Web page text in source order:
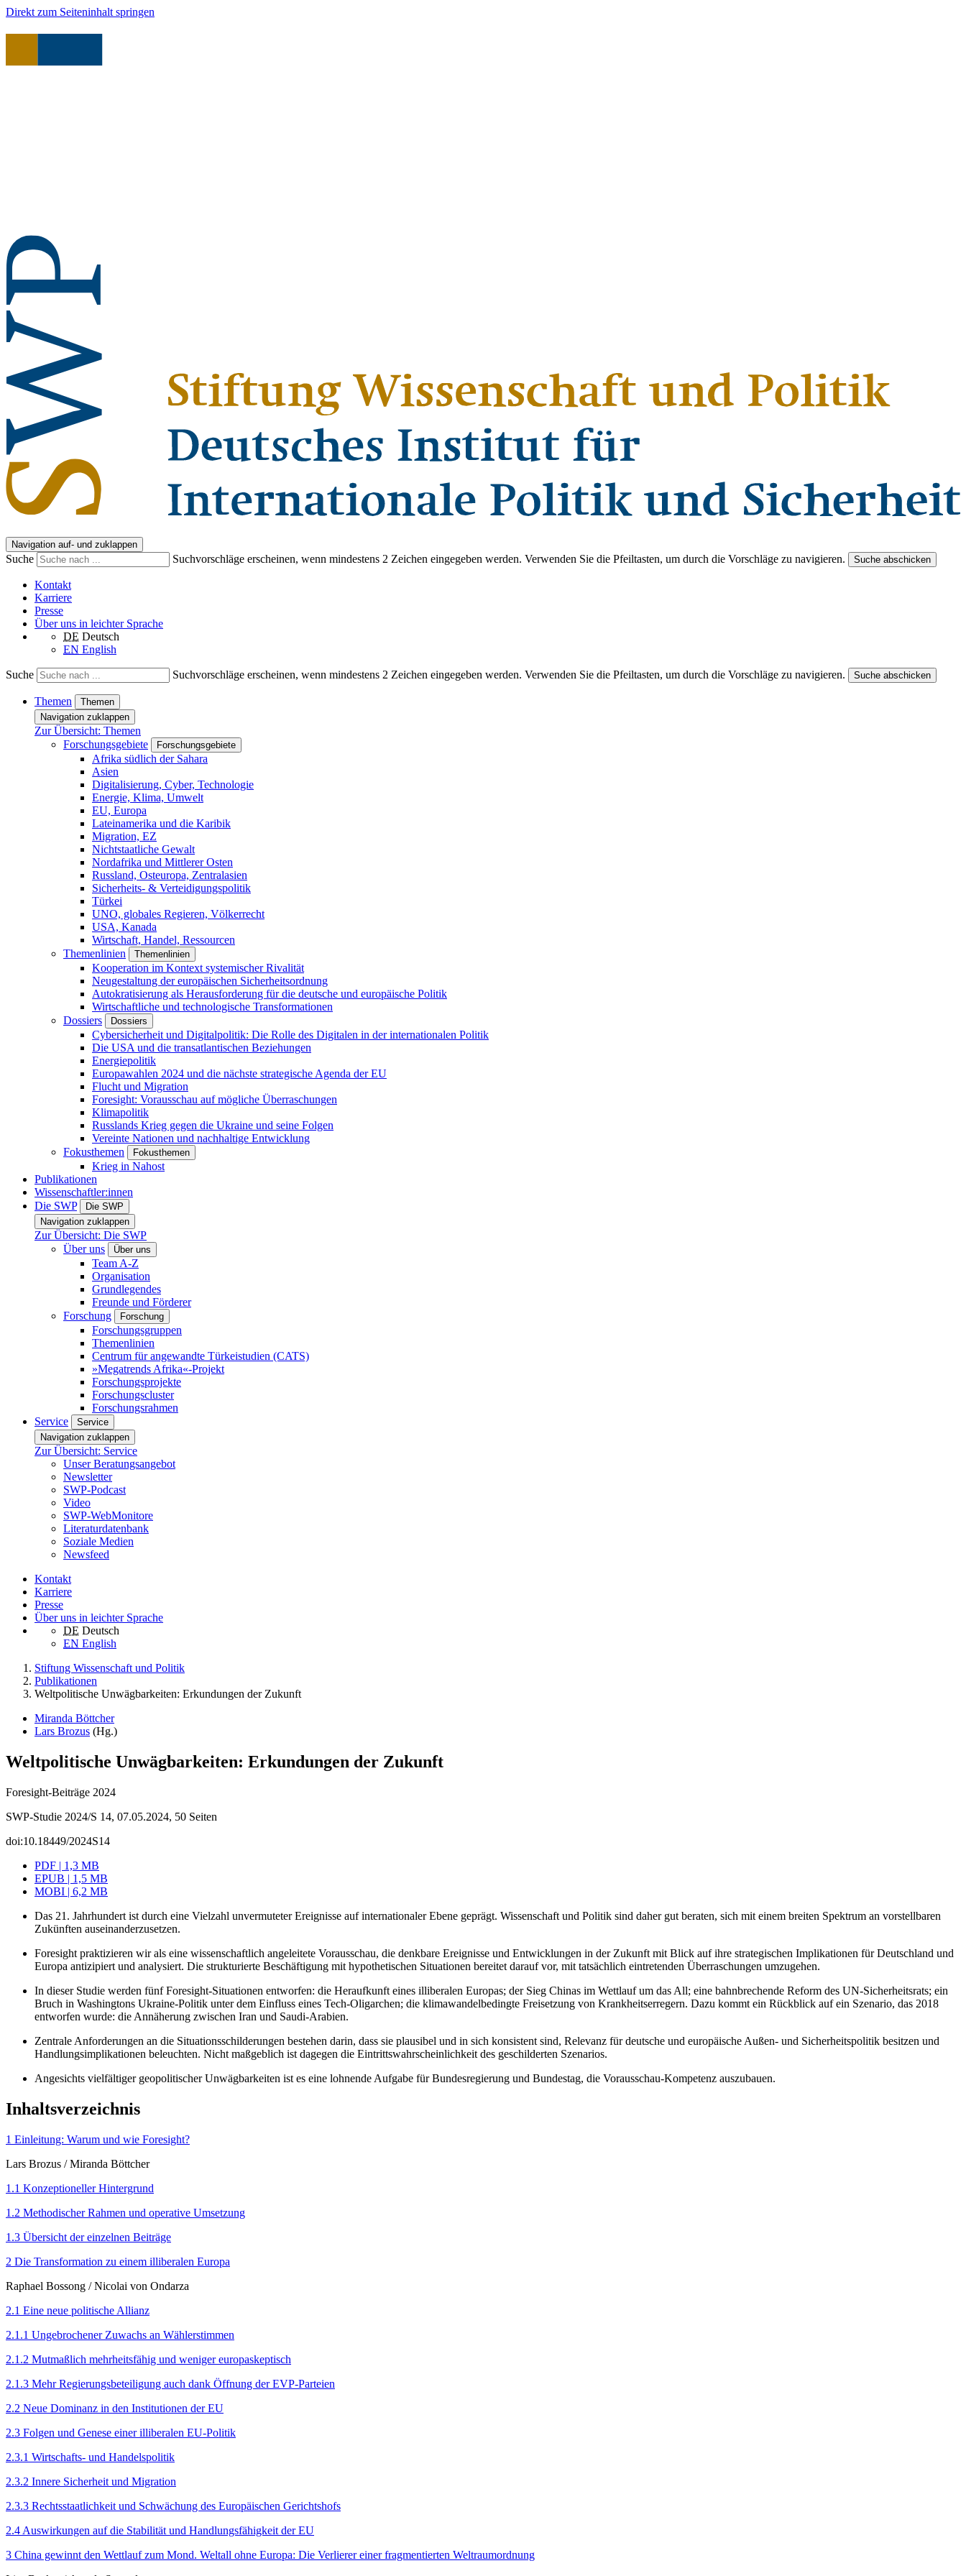
Direkt zum Seiteninhalt springen
Navigation auf- und zuklappen
Suche Suchvorschläge erscheinen, wenn mindestens 2 Zeichen eingegeben werden. Verwenden Sie die Pfeiltasten, um durch die Vorschläge zu navigieren. Suche abschicken
Kontakt
Karriere
Presse
Über uns in leichter Sprache
DE Deutsch
EN English
Suche Suchvorschläge erscheinen, wenn mindestens 2 Zeichen eingegeben werden. Verwenden Sie die Pfeiltasten, um durch die Vorschläge zu navigieren. Suche abschicken
Themen
Themen
Navigation zuklappen
Zur Übersicht: Themen
Forschungsgebiete
Forschungsgebiete
Afrika südlich der Sahara
Asien
Digitalisierung, Cyber, Technologie
Energie, Klima, Umwelt
EU, Europa
Lateinamerika und die Karibik
Migration, EZ
Nichtstaatliche Gewalt
Nordafrika und Mittlerer Osten
Russland, Osteuropa, Zentralasien
Sicherheits- & Verteidigungspolitik
Türkei
UNO, globales Regieren, Völkerrecht
USA, Kanada
Wirtschaft, Handel, Ressourcen
Themenlinien
Themenlinien
Kooperation im Kontext systemischer Rivalität
Neugestaltung der europäischen Sicherheitsordnung
Autokratisierung als Herausforderung für die deutsche und europäische Politik
Wirtschaftliche und technologische Transformationen
Dossiers
Dossiers
Cybersicherheit und Digitalpolitik: Die Rolle des Digitalen in der internationalen Politik
Die USA und die transatlantischen Beziehungen
Energiepolitik
Europawahlen 2024 und die nächste strategische Agenda der EU
Flucht und Migration
Foresight: Vorausschau auf mögliche Überraschungen
Klimapolitik
Russlands Krieg gegen die Ukraine und seine Folgen
Vereinte Nationen und nachhaltige Entwicklung
Fokusthemen
Fokusthemen
Krieg in Nahost
Publikationen
Wissenschaftler:innen
Die SWP
Die SWP
Navigation zuklappen
Zur Übersicht: Die SWP
Über uns
Über uns
Team A-Z
Organisation
Grundlegendes
Freunde und Förderer
Forschung
Forschung
Forschungsgruppen
Themenlinien
Centrum für angewandte Türkeistudien (CATS)
»Megatrends Afrika«-Projekt
Forschungsprojekte
Forschungscluster
Forschungsrahmen
Service
Service
Navigation zuklappen
Zur Übersicht: Service
Unser Beratungsangebot
Newsletter
SWP-Podcast
Video
SWP-WebMonitore
Literaturdatenbank
Soziale Medien
Newsfeed
Kontakt
Karriere
Presse
Über uns in leichter Sprache
DE Deutsch
EN English
Stiftung Wissenschaft und Politik
Publikationen
Weltpolitische Unwägbarkeiten: Erkundungen der Zukunft
Miranda Böttcher
Lars Brozus (Hg.)
Weltpolitische Unwägbarkeiten: Erkundungen der Zukunft
Foresight-Beiträge 2024
SWP-Studie 2024/S 14, 07.05.2024, 50 Seiten
doi:10.18449/2024S14
PDF | 1,3 MB
EPUB | 1,5 MB
MOBI | 6,2 MB
Das 21. Jahrhundert ist durch eine Vielzahl unvermuteter Ereignisse auf internationaler Ebene geprägt. Wissenschaft und Politik sind daher gut beraten, sich mit einem breiten Spektrum an vorstellbaren
Zukünften auseinanderzusetzen.
Foresight praktizieren wir als eine wissenschaftlich angeleitete Vorausschau, die denkbare Ereignisse und Entwicklungen in der Zukunft mit Blick auf ihre strategischen Implikationen für Deutschland und
Europa antizipiert und analysiert. Die strukturierte Beschäftigung mit hypo­thetischen Situationen bereitet darauf vor, mit tatsächlich eintretenden Überraschungen umzugehen.
In dieser Studie werden fünf Foresight-Situationen entworfen: die Herauf­kunft eines illiberalen Europas; der Sieg Chinas im Wettlauf um das All; eine bahnbrechende Reform des UN-Sicherheitsrats; ein
Bruch in Washing­tons Ukraine-Politik unter dem Einfluss eines Tech-Oligarchen; die klima­wandelbedingte Freisetzung von Krankheitserregern. Dazu kommt ein Rückblick auf ein Szenario, das 2018
entworfen wurde: die Annäherung zwischen Iran und Saudi-Arabien.
Zentrale Anforderungen an die Situationsschilderungen bestehen darin, dass sie plausibel und in sich konsistent sind, Relevanz für deutsche und europäische Außen- und Sicherheitspolitik besitzen und
Handlungsimplikationen beleuchten. Nicht maßgeblich ist dagegen die Eintrittswahrscheinlichkeit des geschilderten Szenarios.
Angesichts vielfältiger geopolitischer Unwägbarkeiten ist es eine lohnende Aufgabe für Bundesregierung und Bundestag, die Vorausschau-Kompe­tenz auszubauen.
Inhaltsverzeichnis
1 Einleitung: Warum und wie Foresight?
Lars Brozus / Miranda Böttcher
1.1 Konzeptioneller Hintergrund
1.2 Methodischer Rahmen und operative Umsetzung
1.3 Übersicht der einzelnen Beiträge
2 Die Transformation zu einem illiberalen Europa
Raphael Bossong / Nicolai von Ondarza
2.1 Eine neue politische Allianz
2.1.1 Ungebrochener Zuwachs an Wählerstimmen
2.1.2 Mutmaßlich mehrheitsfähig und weniger europaskeptisch
2.1.3 Mehr Regierungsbeteiligung auch dank Öffnung der EVP-Parteien
2.2 Neue Dominanz in den Institutionen der EU
2.3 Folgen und Genese einer illiberalen EU-Politik
2.3.1 Wirtschafts- und Handelspolitik
2.3.2 Innere Sicherheit und Migration
2.3.3 Rechtsstaatlichkeit und Schwächung des Europäischen Gerichtshofs
2.4 Auswirkungen auf die Stabilität und Handlungsfähigkeit der EU
3 China gewinnt den Wettlauf zum Mond. Weltall ohne Europa: Die Verlierer einer fragmentierten Weltraumordnung